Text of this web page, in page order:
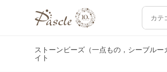
ストーンビーズ（一点もの，シーブル
イト